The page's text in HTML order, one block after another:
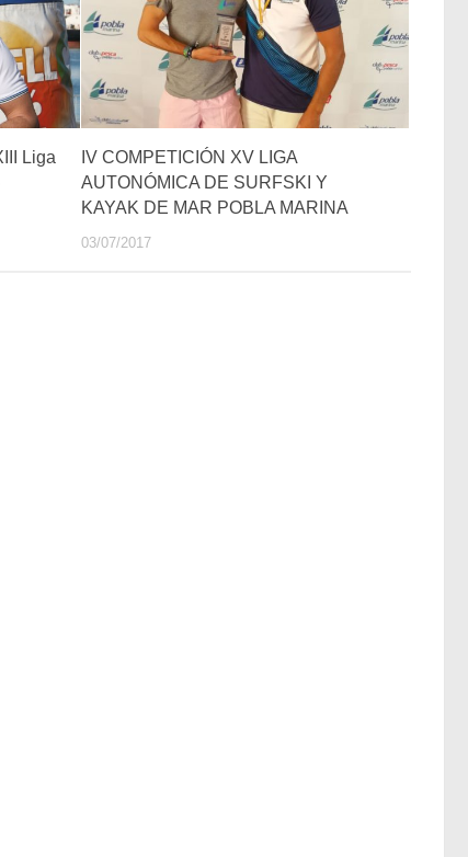
Liga
IV COMPETICIÓN XV LIGA
AUTONÓMICA DE SURFSKI Y
KAYAK DE MAR POBLA MARINA
03/07/2017